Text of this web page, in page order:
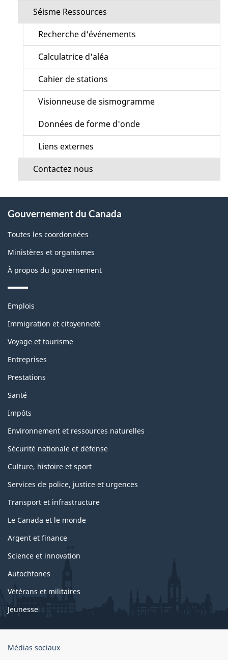
Séisme Ressources
Recherche d'événements
Calculatrice d'aléa
Cahier de stations
Visionneuse de sismogramme
Données de forme d'onde
Liens externes
Contactez nous
propos
de
ce
Gouvernement du Canada
Toutes les coordonnées
Ministères et organismes
À propos du gouvernement
Thèmes
sujets
Emplois
Immigration et citoyenneté
Voyage et tourisme
Entreprises
Prestations
Santé
Impôts
Environnement et ressources naturelles
Sécurité nationale et défense
Culture, histoire et sport
Services de police, justice et urgences
Transport et infrastructure
Le Canada et le monde
Argent et finance
Science et innovation
Autochtones
Vétérans et militaires
Jeunesse
Organisation
Médias sociaux